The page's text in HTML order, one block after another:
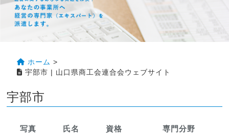
ホーム >
宇部市 | 山口県商工会連合会ウェブサイト
宇部市
写真 氏名 資格 専門分野